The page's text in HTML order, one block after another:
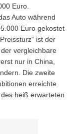
Euro.
Auto während
Euro gekostet
ist der
vergleichbare
nur in China,
Die zweite
erreichte
heiß erwarteten